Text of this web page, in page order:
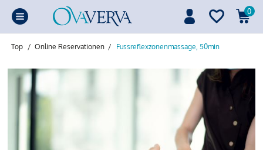
0
Top / Online Reservationen / Fussreflexzonenmassage, 50min